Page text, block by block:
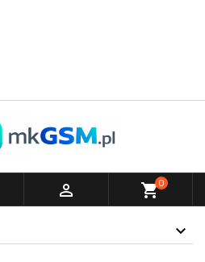
 shopping_cart0